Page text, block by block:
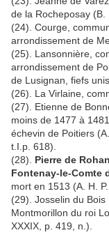
de la Rocheposay (B.
(24). Courge,
arrondissement de
(25). Lansonnière,
arrondissement de
de Lusignan, fiefs unis.
(26). La Virlaine,
(27). Etienne de
moins de 1477 à
échevin de Poitiers
t.I.p. 618).
(28). Pierre de
Fontenay-le-Comte
mort en 1513 (A. H.
(29). Josselin du
Montmorillon du roi
XXXIX, p. 419, n.).